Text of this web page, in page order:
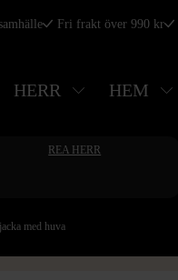
Fri frakt över 990 kr
HERR HEM
REA HERR
med huva